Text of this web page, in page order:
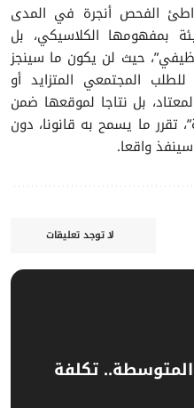
الفحص أنجرة في المدى
بمفهومها الكلاسيكي، بل
حيث لن يكون ما سينجز
المجتمعي المتزايد أو
بل نتاجا لموقعها ضمن
تقرر ما يسمح به قانونا، دون
واقعا.
لا توجد تعليقات
تكلفة